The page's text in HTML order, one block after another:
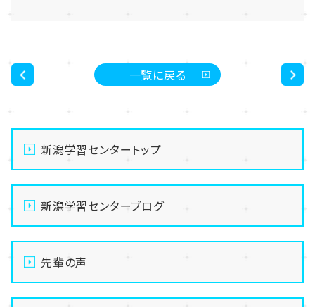
一覧に戻る
新潟学習センタートップ
新潟学習センターブログ
先輩の声